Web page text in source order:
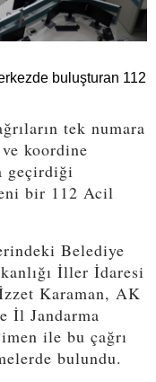
buluşturan 112
tek numara
koordine
geçirdiği
bir 112 Acil
Belediye
İller İdaresi
Karaman, AK
İl Jandarma
ile bu çağrı
bulundu.